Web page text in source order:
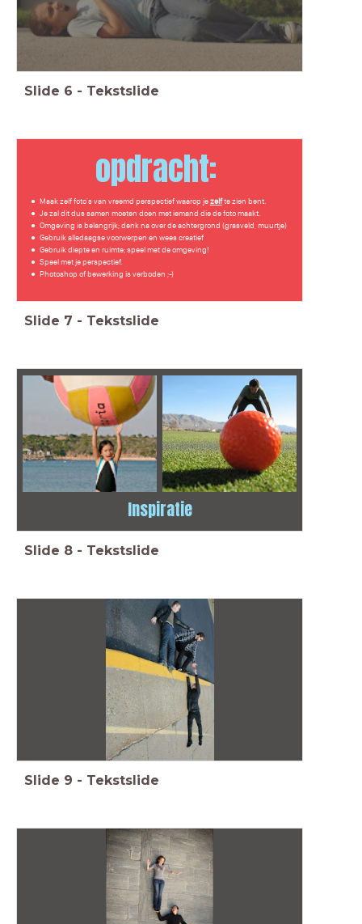
Slide 6 - Tekstslide
opdracht:
Maak zelf foto's van vreemd perspectief waarop jezelfte zien bent.
Je zal dit dus samen moeten doen met iemand die de foto maakt.
Omgeving is belangrijk; denk na over de achtergrond (grasveld, muurtje)
Gebruik alledaagse voorwerpen en wees creatief
Gebruik diepte en ruimte; speel met de omgeving!
Speel met je perspectief.
Photoshop of bewerking is verboden ;-)
Slide 7 - Tekstslide
Inspiratie
Slide 8 - Tekstslide
Slide 9 - Tekstslide